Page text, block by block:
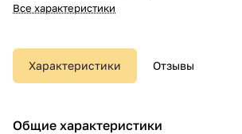
Все характеристики
Характеристики Отзывы
Общие характеристики